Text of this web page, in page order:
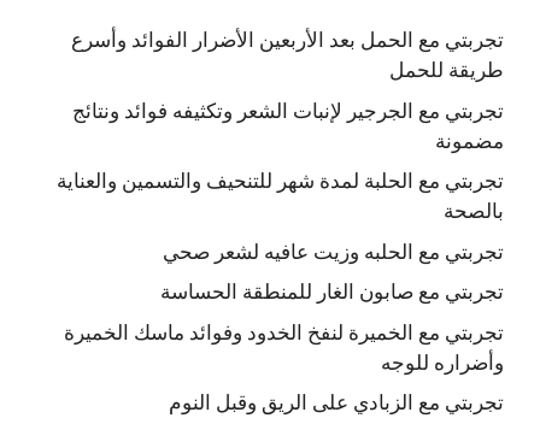
تجربتي مع الحمل بعد الأربعين الأضرار الفوائد وأسرع
طريقة للحمل
تجربتي مع الجرجير لإنبات الشعر وتكثيفه فوائد ونتائج
مضمونة
تجربتي مع الحلبة لمدة شهر للتنحيف والتسمين والعناية
بالصحة
تجربتي مع الحلبه وزيت عافيه لشعر صحي
تجربتي مع صابون الغار للمنطقة الحساسة
تجربتي مع الخميرة لنفخ الخدود وفوائد ماسك الخميرة
وأضراره للوجه
تجربتي مع الزبادي على الريق وقبل النوم